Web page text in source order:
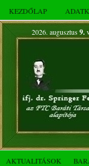
KEZDŐLAP
2026. augusztus 9.
AKTUALITÁSOK